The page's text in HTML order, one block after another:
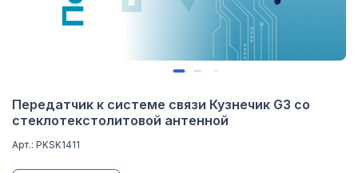
Передатчик к системе связи Кузнечик G3 со
стеклотекстолитовой антенной
Арт.: PKSK1411